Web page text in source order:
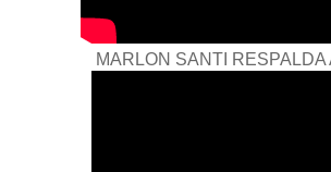
MARLON SANTI RESPALDA